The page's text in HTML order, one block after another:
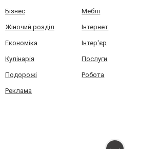
Бізнес Меблі
Жіночий розділ Інтернет
Економіка Інтер'єр
Кулінарія Послуги
Подорожі Робота
Реклама